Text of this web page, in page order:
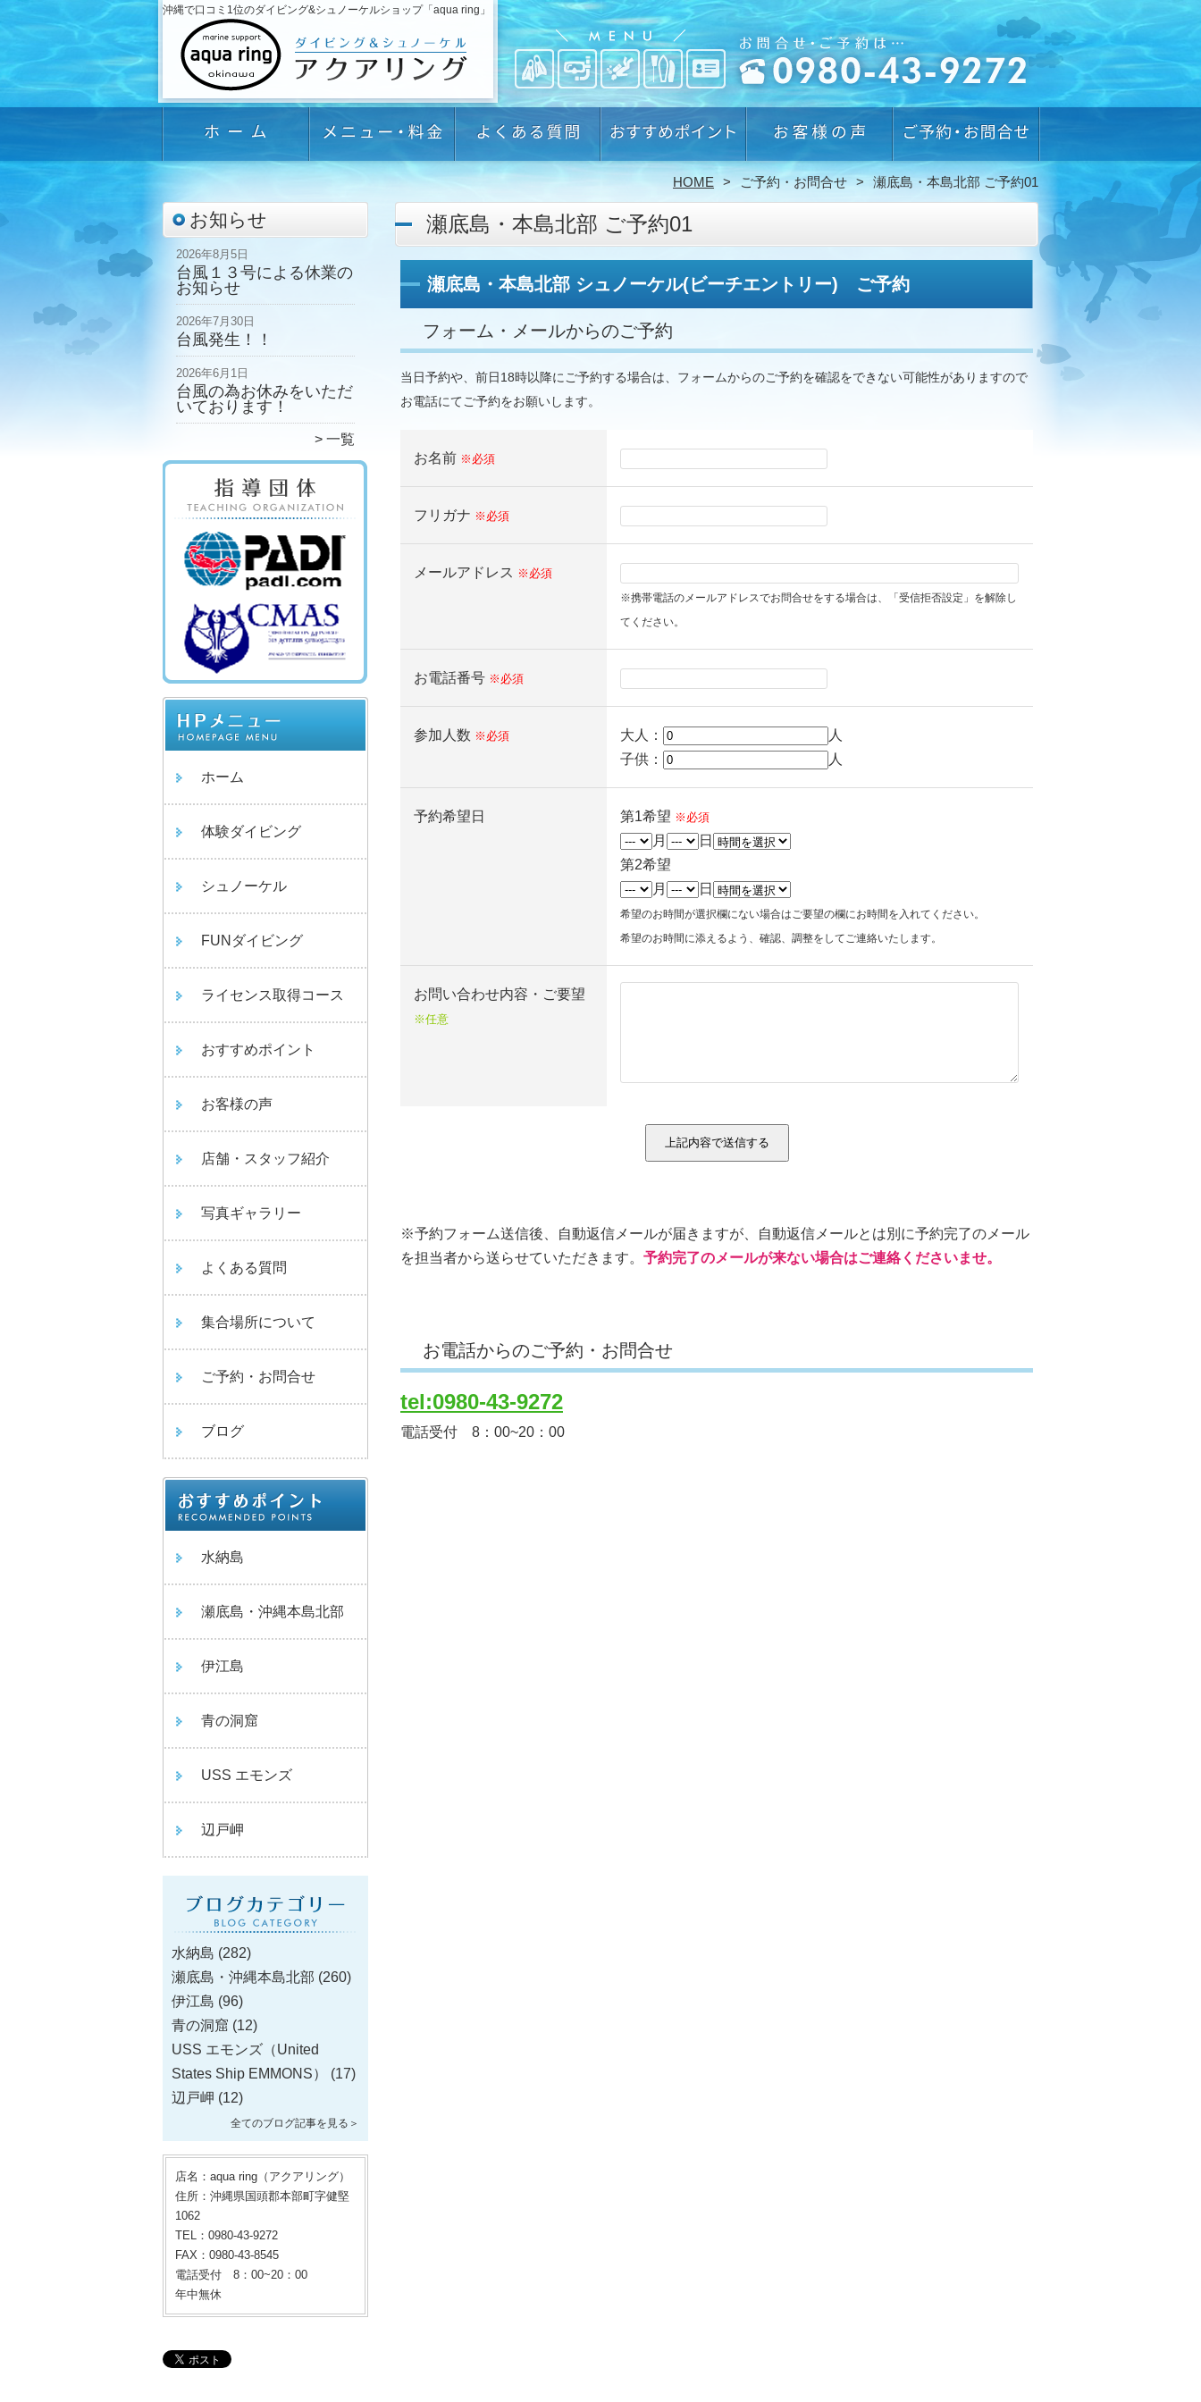
沖縄で口コミ1位のダイビング&シュノーケルショップ「aqua ring」
HOME ご予約・お問合せ 瀬底島・本島北部 ご予約01
お知らせ
2026年8月5日
台風１３号による休業の
お知らせ
2026年7月30日
台風発生！！
2026年6月1日
台風の為お休みをいただ
いております！
一覧
ホーム
体験ダイビング
シュノーケル
FUNダイビング
ライセンス取得コース
おすすめポイント
お客様の声
店舗・スタッフ紹介
写真ギャラリー
よくある質問
集合場所について
ご予約・お問合せ
ブログ
水納島
瀬底島・沖縄本島北部
伊江島
青の洞窟
USS エモンズ
辺戸岬
水納島 (282)
瀬底島・沖縄本島北部 (260)
伊江島 (96)
青の洞窟 (12)
USS エモンズ（United
States Ship EMMONS）
(17)
辺戸岬 (12)
全てのブログ記事を見る＞
店名：aqua ring（アクアリング）
住所：沖縄県国頭郡本部町字健堅
1062
TEL：0980-43-9272
FAX：0980-43-8545
電話受付 8：00~20：00
年中無休
瀬底島・本島北部 ご予約01
瀬底島・本島北部 シュノーケル(ビーチエントリー) ご予約
フォーム・メールからのご予約
当日予約や、前日18時以降にご予約する場合は、フォームからのご予約を確認をできない可能性がありますので
お電話にてご予約をお願いします。
お名前 ※必須
フリガナ ※必須
メールアドレス ※必須
※携帯電話のメールアドレスでお問合せをする場合は、「受信拒否設定」を解除し
てください。
お電話番号 ※必須
参加人数 ※必須 大人：
人
子供：
人
予約希望日 第1希望 ※必須
月
日
第2希望
月
日
希望のお時間が選択欄にない場合はご要望の欄にお時間を入れてください。
希望のお時間に添えるよう、確認、調整をしてご連絡いたします。
お問い合わせ内容・ご要望
※任意
※予約フォーム送信後、自動返信メールが届きますが、自動返信メールとは別に予約完了のメール
を担当者から送らせていただきます。 予約完了のメールが来ない場合はご連絡くださいませ。
お電話からのご予約・お問合せ
tel:0980-43-9272
電話受付 8：00~20：00